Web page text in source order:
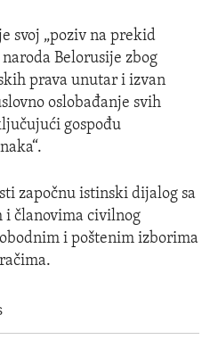
svoj „poziv na prekid
Belorusije zbog
prava unutar i izvan
oslobađanje svih
gospođu
započnu istinski dijalog sa
i članovima civilnog
i poštenim izborima